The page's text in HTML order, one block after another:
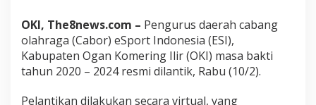
OKI, The8news.com – Pengurus daerah cabang
olahraga (Cabor) eSport Indonesia (ESI),
Kabupaten Ogan Komering Ilir (OKI) masa bakti
tahun 2020 – 2024 resmi dilantik, Rabu (10/2).
Pelantikan dilakukan secara virtual, yang